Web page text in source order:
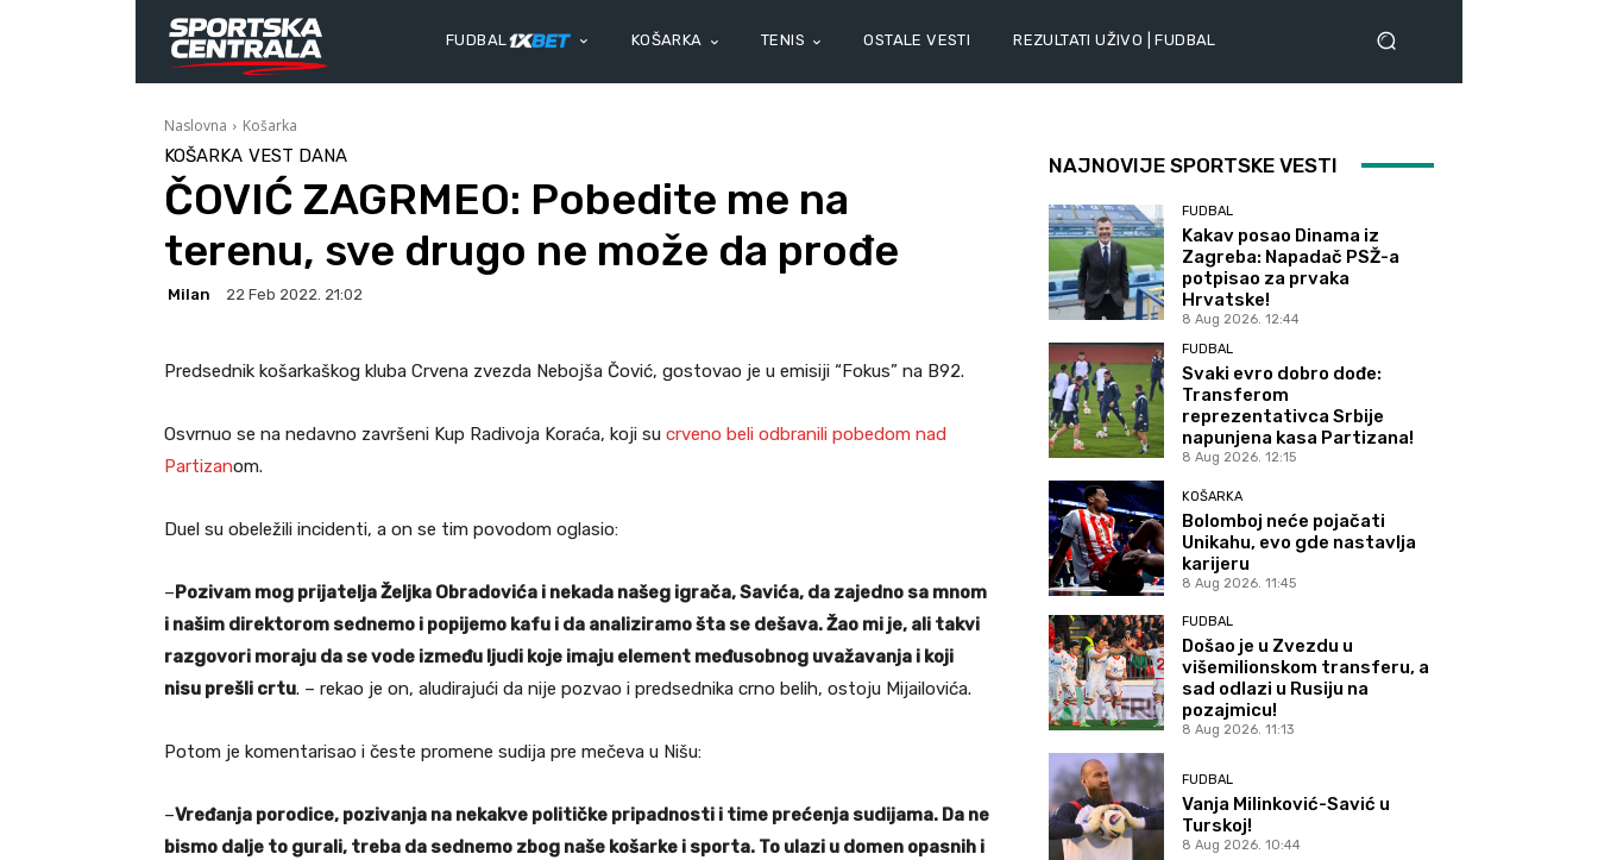
FUDBAL KOŠARKA TENIS OSTALE VESTI REZULTATI UŽIVO | FUDBAL
Naslovna Košarka
KOŠARKA VEST DANA
ČOVIĆ ZAGRMEO: Pobedite me na
terenu, sve drugo ne može da prođe
Milan 22 Feb 2022. 21:02
Predsednik košarkaškog kluba Crvena zvezda Nebojša Čović, gostovao je u emisiji “Fokus” na B92.
Osvrnuo se na nedavno završeni Kup Radivoja Koraća, koji su crveno beli odbranili pobedom nad
Partizanom.
Duel su obeležili incidenti, a on se tim povodom oglasio:
–Pozivam mog prijatelja Željka Obradovića i nekada našeg igrača, Savića, da zajedno sa mnom
i našim direktorom sednemo i popijemo kafu i da analiziramo šta se dešava. Žao mi je, ali takvi
razgovori moraju da se vode između ljudi koje imaju element međusobnog uvažavanja i koji
nisu prešli crtu. – rekao je on, aludirajući da nije pozvao i predsednika crno belih, ostoju Mijailovića.
Potom je komentarisao i česte promene sudija pre mečeva u Nišu:
–Vređanja porodice, pozivanja na nekakve političke pripadnosti i time prećenja sudijama. Da ne
bismo dalje to gurali, treba da sednemo zbog naše košarke i sporta. To ulazi u domen opasnih i
NAJNOVIJE SPORTSKE VESTI
FUDBAL
Kakav posao Dinama iz
Zagreba: Napadač PSŽ-a
potpisao za prvaka
Hrvatske!
8 Aug 2026. 12:44
FUDBAL
Svaki evro dobro dođe:
Transferom
reprezentativca Srbije
napunjena kasa Partizana!
8 Aug 2026. 12:15
KOŠARKA
Bolomboj neće pojačati
Unikahu, evo gde nastavlja
karijeru
8 Aug 2026. 11:45
FUDBAL
Došao je u Zvezdu u
višemilionskom transferu, a
sad odlazi u Rusiju na
pozajmicu!
8 Aug 2026. 11:13
FUDBAL
Vanja Milinković-Savić u
Turskoj!
8 Aug 2026. 10:44